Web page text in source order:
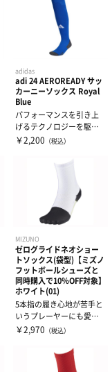
adidas
adi 24 AEROREADY サッ
カーニーソックス Royal
Blue
パフォーマンスを引き上
げるテクノロジーを駆使
して作られた、アディダ
￥2,200 （税込）
MIZUNO
ゼログライドネオショー
トソックス(袋型)【ミズノ
フットボールシューズと
同時購入で10％OFF対象】
ホワイト(01)
5本指の履き心地が苦手と
いうプレーヤーにも愛用
いただける袋型もありま
￥2,970 （税込）